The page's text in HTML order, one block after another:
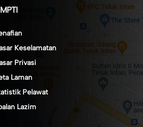
Keselamatan
Privasi
Laman
Pelawat
Lazim